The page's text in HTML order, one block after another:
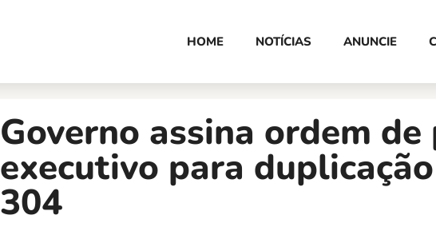
HOME NOTÍCIAS ANUNCIE
Governo assina ordem
executivo para
304